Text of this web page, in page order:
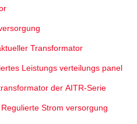
Transformator
Leistungs verteilungs panel
der AITR-Serie
Strom versorgung